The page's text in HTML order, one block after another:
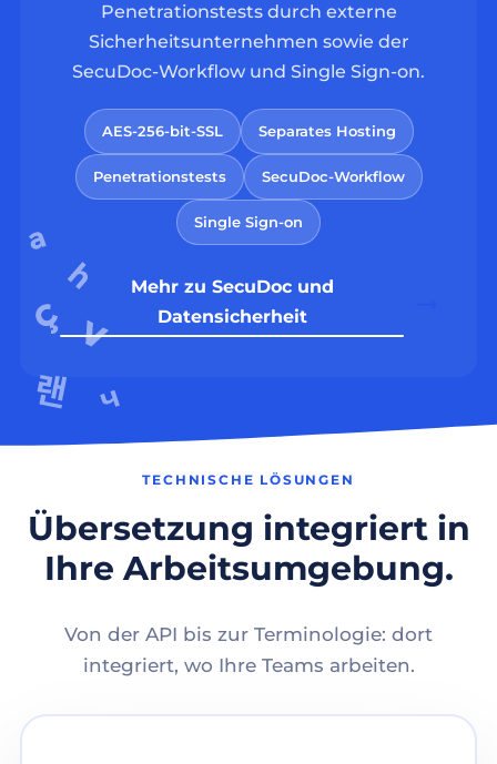
Penetrationstests durch externe
Sicherheitsunternehmen sowie der
SecuDoc-Workflow und Single Sign-on.
AES-256-bit-SSL Separates Hosting
Penetrationstests SecuDoc-Workflow
Single Sign-on
Mehr zu SecuDoc und
Datensicherheit
TECHNISCHE LÖSUNGEN
Übersetzung integriert in
Ihre Arbeitsumgebung.
Von der API bis zur Terminologie: dort
integriert, wo Ihre Teams arbeiten.